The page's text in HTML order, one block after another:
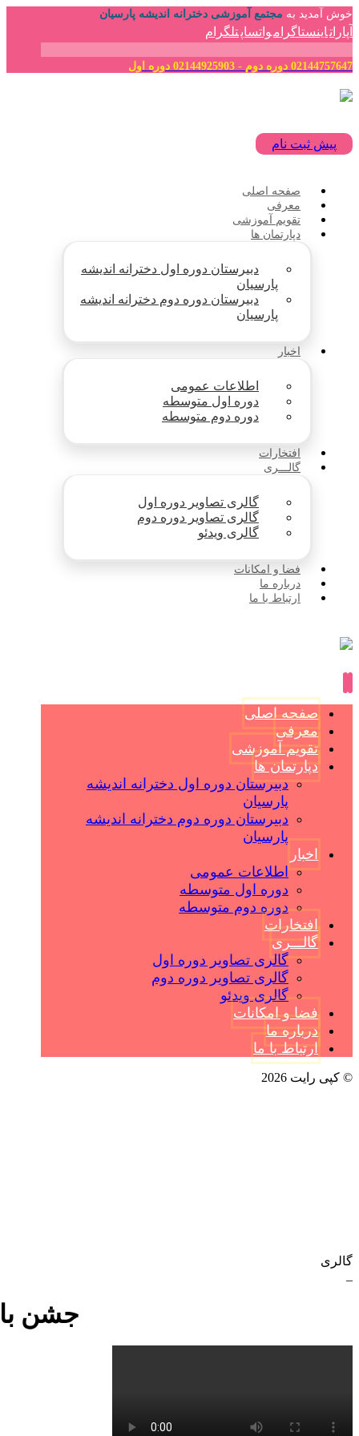
خوش آمدید به مجتمع آموزشی دخترانه اندیشه پارسیان
آپاراتاینستاگرامواتساپتلگرام
02144757647 دوره دوم - 02144925903 دوره اول
پیش ثبت نام
صفحه اصلی
معرفی
تقویم آموزشی
دپارتمان ها
دبیرستان دوره اول دخترانه اندیشه
پارسیان
دبیرستان دوره دوم دخترانه اندیشه
پارسیان
اخبار
اطلاعات عمومی
دوره اول متوسطه
دوره دوم متوسطه
افتخارات
گالـــری
گالری تصاویر دوره اول
گالری تصاویر دوره دوم
گالری ویدئو
فضا و امکانات
درباره ما
ارتباط با ما
صفحه اصلی
معرفی
تقویم آموزشی
دپارتمان ها
دبیرستان دوره اول دخترانه اندیشه
پارسیان
دبیرستان دوره دوم دخترانه اندیشه
پارسیان
اخبار
اطلاعات عمومی
دوره اول متوسطه
دوره دوم متوسطه
افتخارات
گالـــری
گالری تصاویر دوره اول
گالری تصاویر دوره دوم
گالری ویدئو
فضا و امکانات
درباره ما
ارتباط با ما
© کپی رایت 2026
گالری
جشن